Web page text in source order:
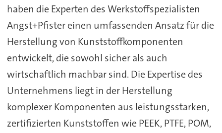
haben die Experten des Werkstoffspezialisten
Angst+Pfister einen umfassenden Ansatz für die
Herstellung von Kunststoffkomponenten
entwickelt, die sowohl sicher als auch
wirtschaftlich machbar sind. Die Expertise des
Unternehmens liegt in der Herstellung
komplexer Komponenten aus leistungsstarken,
zertifizierten Kunststoffen wie PEEK, PTFE, POM,